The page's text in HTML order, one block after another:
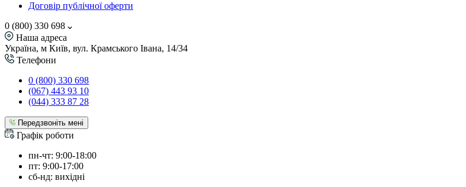
Договір публічної оферти
0 (800) 330 698
Наша адреса
Україна, м Київ, вул. Крамського Івана, 14/34
Телефони
0 (800) 330 698
(067) 443 93 10
(044) 333 87 28
Передзвоніть мені
Графік роботи
пн-чт: 9:00-18:00
пт: 9:00-17:00
сб-нд: вихідні